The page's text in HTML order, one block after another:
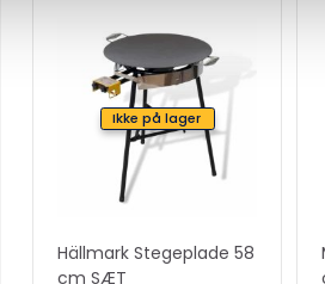
Ikke på lager
Hällmark Stegeplade 58
cm SÆT